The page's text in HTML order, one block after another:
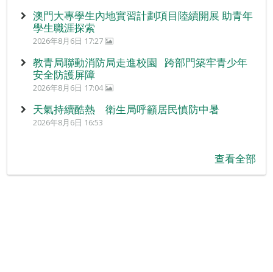
澳門大專學生內地實習計劃項目陸續開展 助青年
學生職涯探索
2026年8月6日 17:27
教青局聯動消防局走進校園 跨部門築牢青少年
安全防護屏障
2026年8月6日 17:04
天氣持續酷熱 衛生局呼籲居民慎防中暑
2026年8月6日 16:53
查看全部